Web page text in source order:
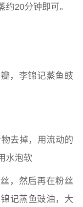
20分钟即可。
，李锦记蒸鱼豉
掉，用流动的
水泡软
，然后再在粉丝
记蒸鱼豉油，大